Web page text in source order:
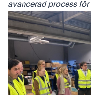
avancerad process